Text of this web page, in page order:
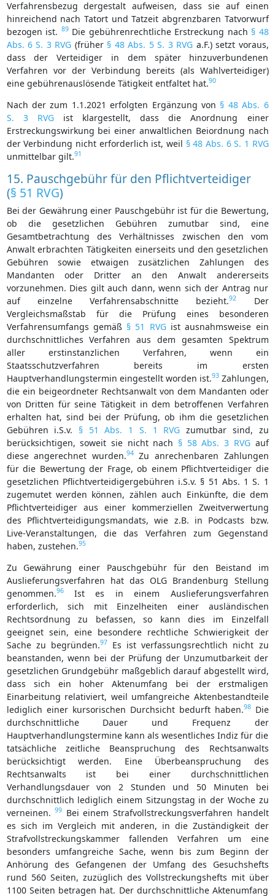
Verfahrensbezug dergestalt aufweisen, dass sie auf einen
hinreichend nach Tatort und Tatzeit abgrenzbaren Tatvorwurf
bezogen ist. 89Die gebührenrechtliche Erstreckung nach § 48
Abs. 6 S. 3 RVG (früher § 48 Abs. 5 S. 3 RVG a.F.) setzt voraus,
dass der Verteidiger in dem später hinzuverbundenen
Verfahren vor der Verbindung bereits (als Wahlverteidiger)
eine gebührenauslösende Tätigkeit entfaltet hat.90
Nach der zum 1.1.2021 erfolgten Ergänzung von § 48 Abs. 6
S. 3 RVGist klargestellt, dass die Anordnung einer
Erstreckungswirkung bei einer anwaltlichen Beiordnung nach
der Verbindung nicht erforderlich ist, weil § 48 Abs. 6 S. 1 RVG
unmittelbar gilt.91
15. Pauschgebühr für den Pflichtverteidiger
(§ 51 RVG)
Bei der Gewährung einer Pauschgebühr ist für die Bewertung,
ob die gesetzlichen Gebühren zumutbar sind, eine
Gesamtbetrachtung des Verhältnisses zwischen den vom
Anwalt erbrachten Tätigkeiten einerseits und den gesetzlichen
Gebühren sowie etwaigen zusätzlichen Zahlungen des
Mandanten oder Dritter an den Anwalt andererseits
vorzunehmen. Dies gilt auch dann, wenn sich der Antrag nur
auf einzelne Verfahrensabschnitte bezieht.92
Der
Vergleichsmaßstab für die Prüfung eines besonderen
Verfahrensumfangs gemäß § 51 RVGist ausnahmsweise ein
durchschnittliches Verfahren aus dem gesamten Spektrum
aller erstinstanzlichen Verfahren, wenn ein
Staatsschutzverfahren bereits im ersten
Hauptverhandlungstermin eingestellt worden ist.93Zahlungen,
die ein beigeordneter Rechtsanwalt von dem Mandanten oder
von Dritten für seine Tätigkeit in dem betroffenen Verfahren
erhalten hat, sind bei der Prüfung, ob ihm die gesetzlichen
Gebühren i.S.v. § 51 Abs. 1 S. 1 RVG zumutbar sind, zu
berücksichtigen, soweit sie nicht nach § 58 Abs. 3 RVGauf
diese angerechnet wurden.94Zu anrechenbaren Zahlungen
für die Bewertung der Frage, ob einem Pflichtverteidiger die
gesetzlichen Pflichtverteidigergebühren i.S.v. § 51 Abs. 1 S. 1
zugemutet werden können, zählen auch Einkünfte, die dem
Pflichtverteidiger aus einer kommerziellen Zweitverwertung
des Pflichtverteidigungsmandats, wie z.B. in Podcasts bzw.
Live-Veranstaltungen, die das Verfahren zum Gegenstand
haben, zustehen.95
Zu Gewährung einer Pauschgebühr für den Beistand im
Auslieferungsverfahren hat das OLG Brandenburg Stellung
genommen.96Ist es in einem Auslieferungsverfahren
erforderlich, sich mit Einzelheiten einer ausländischen
Rechtsordnung zu befassen, so kann dies im Einzelfall
geeignet sein, eine besondere rechtliche Schwierigkeit der
Sache zu begründen.97Es ist verfassungsrechtlich nicht zu
beanstanden, wenn bei der Prüfung der Unzumutbarkeit der
gesetzlichen Grundgebühr maßgeblich darauf abgestellt wird,
dass sich ein hoher Aktenumfang bei der erstmaligen
Einarbeitung relativiert, weil umfangreiche Aktenbestandteile
lediglich einer kursorischen Durchsicht bedurft haben.98Die
durchschnittliche Dauer und Frequenz der
Hauptverhandlungstermine kann als wesentliches Indiz für die
tatsächliche zeitliche Beanspruchung des Rechtsanwalts
berücksichtigt werden. Eine Überbeanspruchung des
Rechtsanwalts ist bei einer durchschnittlichen
Verhandlungsdauer von 2 Stunden und 50 Minuten bei
durchschnittlich lediglich einem Sitzungstag in der Woche zu
verneinen.99 Bei einem Strafvollstreckungsverfahren handelt
es sich im Vergleich mit anderen, in die Zuständigkeit der
Strafvollstreckungskammer fallenden Verfahren um eine
besonders umfangreiche Sache, wenn bis zum Beginn der
Anhörung des Gefangenen der Umfang des Gesuchshefts
rund 560 Seiten, zuzüglich des Vollstreckungshefts mit über
1100 Seiten betragen hat. Der durchschnittliche Aktenumfang